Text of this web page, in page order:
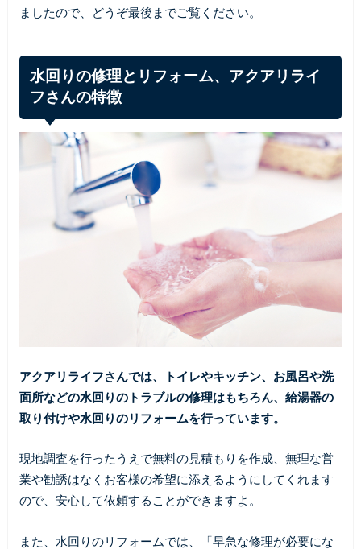
ましたので、どうぞ最後までご覧ください。
水回りの修理とリフォーム、アクアリライ
フさんの特徴
アクアリライフさんでは、トイレやキッチン、お風呂や洗
面所などの水回りのトラブルの修理はもちろん、給湯器の
取り付けや水回りのリフォームを行っています。
現地調査を行ったうえで無料の見積もりを作成、無理な営
業や勧誘はなくお客様の希望に添えるようにしてくれます
ので、安心して依頼することができますよ。
また、水回りのリフォームでは、「早急な修理が必要にな